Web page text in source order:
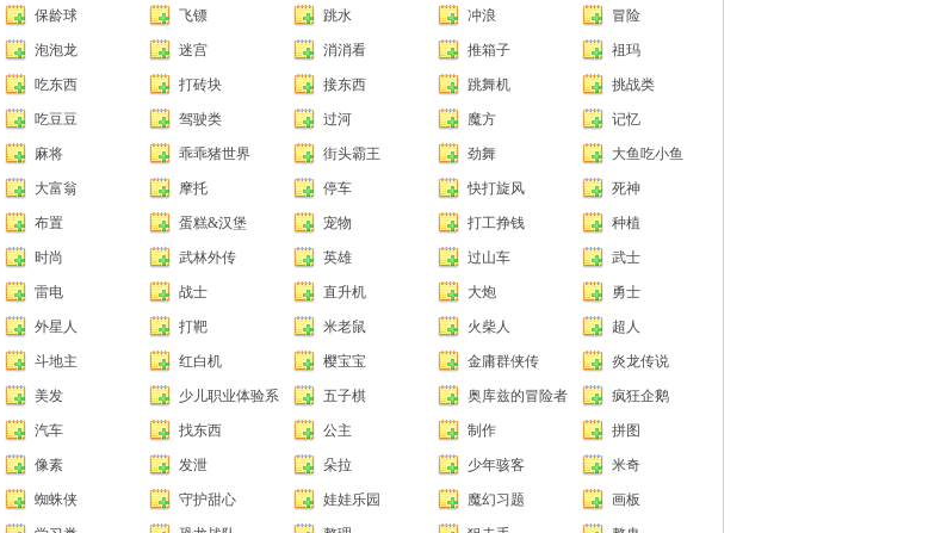
保龄球 飞镖 跳水 冲浪 冒险
泡泡龙 迷宫 消消看 推箱子 祖玛
吃东西 打砖块 接东西 跳舞机 挑战类
吃豆豆 驾驶类 过河 魔方 记忆
麻将 乖乖猪世界 街头霸王 劲舞 大鱼吃小鱼
大富翁 摩托 停车 快打旋风 死神
布置 蛋糕&汉堡 宠物 打工挣钱 种植
时尚 武林外传 英雄 过山车 武士
雷电 战士 直升机 大炮 勇士
外星人 打靶 米老鼠 火柴人 超人
斗地主 红白机 樱宝宝 金庸群侠传 炎龙传说
美发
少儿职业体验系
列
五子棋 奥库兹的冒险者 疯狂企鹅
汽车 找东西 公主 制作 拼图
像素 发泄 朵拉 少年骇客 米奇
蜘蛛侠 守护甜心 娃娃乐园 魔幻习题 画板